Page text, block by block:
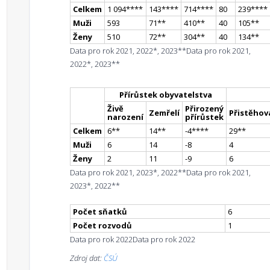
Celkem
1 094**** 143**** 714**** 80 239****
Muži
593 71** 410** 40 105**
Ženy
510 72** 304** 40 134**
Data pro rok 2021, 2022*, 2023**Data pro rok 2021,
2022*, 2023**
Přírůstek obyvatelstva
Živě
narození Zemřelí Přirozený
přírůstek
Celkem 6** 14** -4**** 29**
Muži
6 14 -8
4
Ženy
2 11 -9
6
Data pro rok 2021, 2023*, 2022**Data pro rok 2021,
2023*, 2022**
Počet sňatků
6
Počet rozvodů
1
Data pro rok 2022Data pro rok 2022
Zdroj dat: ČSÚ